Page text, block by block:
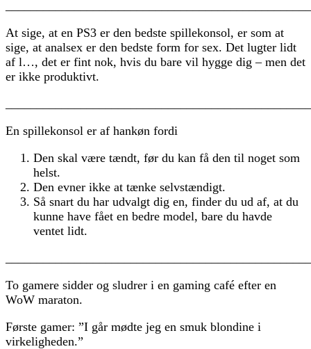
At sige, at en PS3 er den bedste spillekonsol, er som at
sige, at analsex er den bedste form for sex. Det lugter lidt
af l…, det er fint nok, hvis du bare vil hygge dig – men det
er ikke produktivt.
En spillekonsol er af hankøn fordi
Den skal være tændt, før du kan få den til noget som
helst.
Den evner ikke at tænke selvstændigt.
Så snart du har udvalgt dig en, finder du ud af, at du
kunne have fået en bedre model, bare du havde
ventet lidt.
To gamere sidder og sludrer i en gaming café efter en
WoW maraton.
Første gamer: ”I går mødte jeg en smuk blondine i
virkeligheden.”